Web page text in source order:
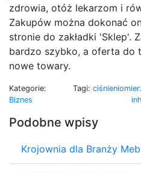
zdrowia, otóż lekarzom i
Zakupów można dokonać
stronie do zakładki 'Sklep'.
bardzo szybko, a oferta do
nowe towary.
Kategorie:
Biznes
Tagi:
Podobne wpisy
Krojownia dla Branży